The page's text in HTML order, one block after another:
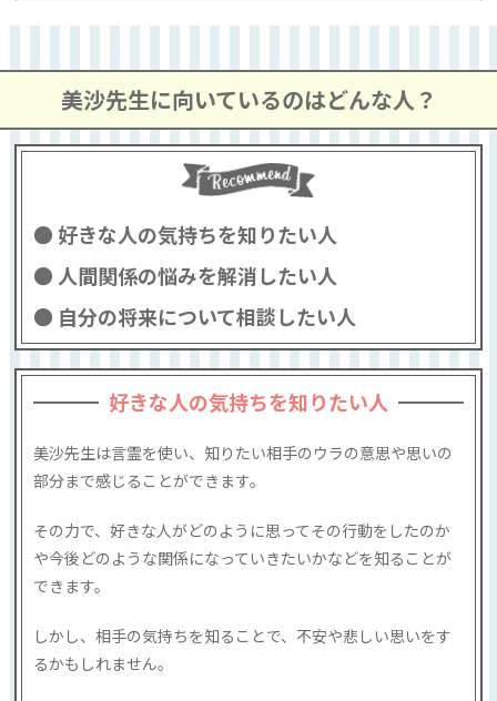
美沙先生に向いているのはどんな人？
好きな人の気持ちを知りたい人
人間関係の悩みを解消したい人
自分の将来について相談したい人
好きな人の気持ちを知りたい人
美沙先生は言霊を使い、知りたい相手のウラの意思や思いの
部分まで感じることができます。
その力で、好きな人がどのように思ってその行動をしたのか
や今後どのような関係になっていきたいかなどを知ることが
できます。
しかし、相手の気持ちを知ることで、不安や悲しい思いをす
るかもしれません。